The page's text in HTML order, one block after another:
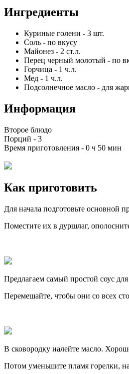
Ингредиенты
Куриные голени - 3 шт.
Соль - по вкусу
Майонез - 2 ст.л.
Перец черный молотый - по
Горчица - 1 ч.л.
Мед - 1 ч.л.
Подсолнечное масло - для
Информация
Второе блюдо
Порций - 3
Время приготовления - 0 ч 50 мин
Как приготовить
Для начала подготовьте основной
Поместите их в дуршлаг,
Предлагаем самый простой соус
Перемешайте, чтобы они со всех
В сковородку налейте масло.
Потом уменьшите пламя горелки,